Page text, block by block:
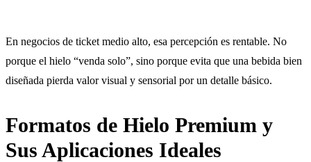
En negocios de ticket medio alto, esa percepción es rentable. No
porque el hielo “venda solo”, sino porque evita que una bebida bien
diseñada pierda valor visual y sensorial por un detalle básico.
Formatos de Hielo Premium y
Sus Aplicaciones Ideales